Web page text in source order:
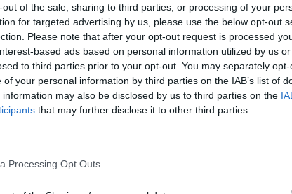
out of the sale, sharing to third parties, or processing of your
for targeted advertising by us, please use the below opt-out
Please note that after your opt-out request is processed
based ads based on personal information utilized by us
to third parties prior to your opt-out. You may separately
your personal information by third parties on the IAB’s list of
may also be disclosed by us to third parties on the
that may further disclose it to other third parties.
Processing Opt Outs